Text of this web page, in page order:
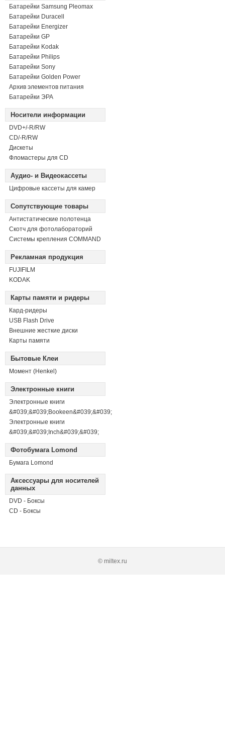
Батарейки Samsung Pleomax
Батарейки Duracell
Батарейки Energizer
Батарейки GP
Батарейки Kodak
Батарейки Philips
Батарейки Sony
Батарейки Golden Power
Архив элементов питания
Батарейки ЭРА
Носители информации
DVD+/-R/RW
СD/-R/RW
Дискеты
Фломастеры для CD
Аудио- и Видеокассеты
Цифровые кассеты для камер
Сопутствующие товары
Антистатические полотенца
Скотч для фотолабораторий
Системы крепления COMMAND
Рекламная продукция
FUJIFILM
KODAK
Карты памяти и ридеры
Кард-ридеры
USB Flash Drive
Внешние жесткие диски
Карты памяти
Бытовые Клеи
Момент (Henkel)
Электронные книги
Электронные книги
&#039;&#039;Bookeen&#039;&#039;
Электронные книги
&#039;&#039;Inch&#039;&#039;
Фотобумага Lomond
Бумага Lomond
Аксессуары для носителей
данных
DVD - Боксы
CD - Боксы
© miltex.ru